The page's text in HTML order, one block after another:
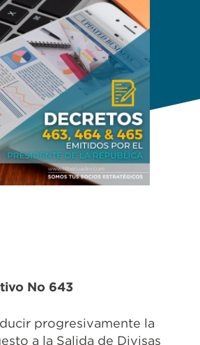
No 643
progresivamente la
a la Salida de Divisas